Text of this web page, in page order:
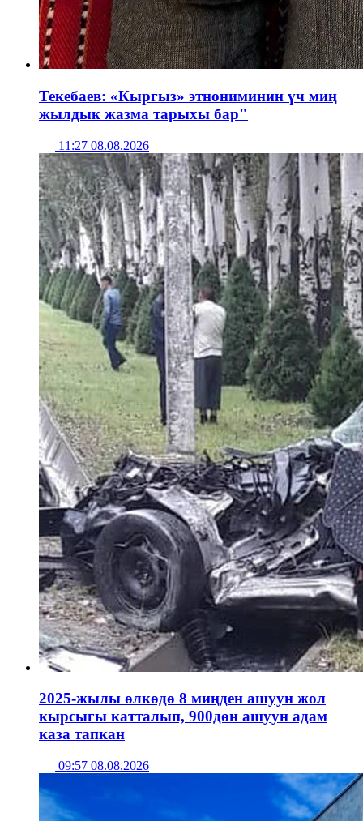
Текебаев: «Кыргыз» этнониминин үч миң
жылдык жазма тарыхы бар"
11:27 08.08.2026
2025-жылы өлкөдө 8 миңден ашуун жол
кырсыгы катталып, 900дөн ашуун адам
каза тапкан
09:57 08.08.2026